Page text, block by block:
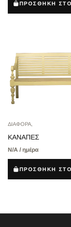
ΠΡΟΣΘΗΚΗ
ΔΙΑΦΟΡΑ,
ΚΑΝΑΠΕΣ
Ν/Α / ημέρα
ΠΡΟΣΘΗΚΗ